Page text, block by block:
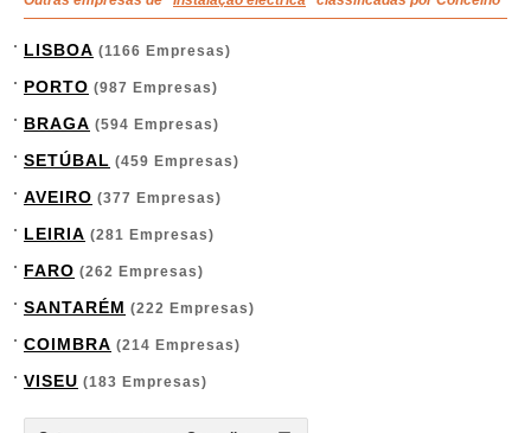
LISBOA (1166 Empresas)
PORTO (987 Empresas)
BRAGA (594 Empresas)
SETÚBAL (459 Empresas)
AVEIRO (377 Empresas)
LEIRIA (281 Empresas)
FARO (262 Empresas)
SANTARÉM (222 Empresas)
COIMBRA (214 Empresas)
VISEU (183 Empresas)